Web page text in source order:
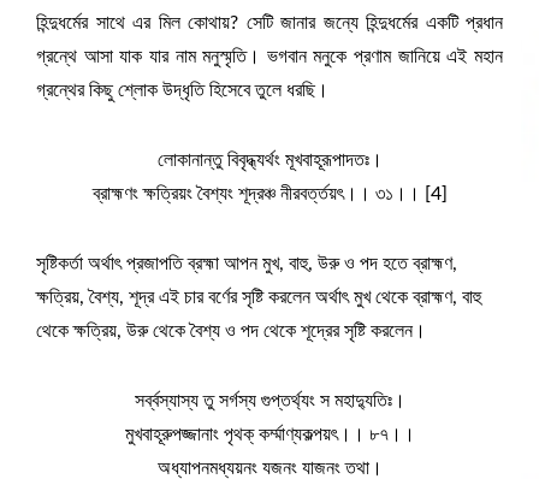
হিন্দুধর্মের সাথে এর মিল কোথায়? সেটি জানার জন্যে হিন্দুধর্মের একটি প্রধান
গ্রন্থে আসা যাক যার নাম মনুস্মৃতি। ভগবান মনুকে প্রণাম জানিয়ে এই মহান
গ্রন্থের কিছু শ্লোক উদ্ধৃতি হিসেবে তুলে ধরছি।
লোকানান্তু বিবৃদ্ধ্যর্থং মূখবাহূরূপাদতঃ।
ব্রাহ্মণং ক্ষত্রিয়ং বৈশ্যং শূদ্রঞ্চ নীরবর্ত্তয়ৎ।। ৩১।। [4]
সৃষ্টিকর্তা অর্থাৎ প্রজাপতি ব্রহ্মা আপন মুখ, বাহু, উরু ও পদ হতে ব্রাহ্মণ,
ক্ষত্রিয়, বৈশ্য, শূদ্র এই চার বর্ণের সৃষ্টি করলেন অর্থাৎ মুখ থেকে ব্রাহ্মণ, বাহু
থেকে ক্ষত্রিয়, উরু থেকে বৈশ্য ও পদ থেকে শূদ্রের সৃষ্টি করলেন।
সর্ব্বস্যাস্য তু সর্গস্য গুপ্তর্থ্যং স মহাদ্যুতিঃ।
মুখবাহূরুপজ্জানাং পৃথক্ কর্ম্মাণ্যকল্পয়ৎ।। ৮৭।।
অধ্যাপনমধ্যয়নং যজনং যাজনং তথা।